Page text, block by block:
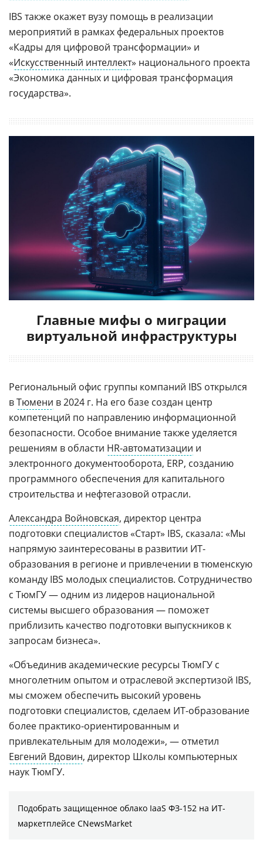
IBS также окажет вузу помощь в реализации
мероприятий в рамках федеральных проектов
«Кадры для цифровой трансформации» и
«Искусственный интеллект» национального проекта
«Экономика данных и цифровая трансформация
государства».
Главные мифы о миграции
виртуальной инфраструктуры
Региональный офис группы компаний IBS открылся
вТюмени в 2024 г. На его базе создан центр
компетенций по направлению информационной
безопасности. Особое внимание также уделяется
решениям в области HR-автоматизации и
электронного документооборота, ERP, созданию
программного обеспечения для капитального
строительства и нефтегазовой отрасли.
Александра Войновская, директор центра
подготовки специалистов «Старт» IBS, сказала: «Мы
напрямую заинтересованы в развитии ИТ-
образования в регионе и привлечении в тюменскую
команду IBS молодых специалистов. Сотрудничество
с ТюмГУ — одним из лидеров национальной
системы высшего образования — поможет
приблизить качество подготовки выпускников к
запросам бизнеса».
«Объединив академические ресурсы ТюмГУ с
многолетним опытом и отраслевой экспертизой IBS,
мы сможем обеспечить высокий уровень
подготовки специалистов, сделаем ИТ-образование
более практико-ориентированным и
привлекательным для молодежи», — отметил
Евгений Вдовин, директор Школы компьютерных
наук ТюмГУ.
Подобрать защищенное облако IaaS ФЗ-152 на ИТ-
маркетплейсе CNewsMarket